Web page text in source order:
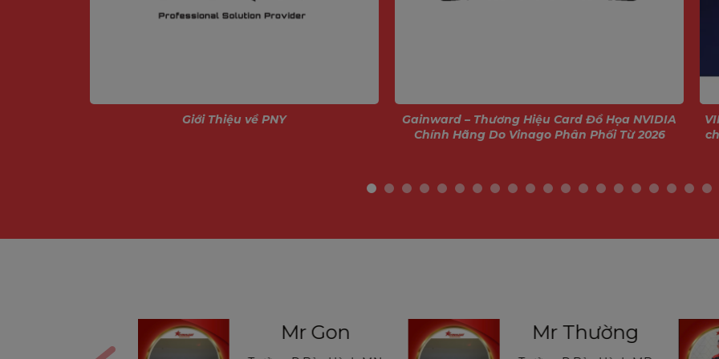
Quay và Quét, Theo Dõi Thông Minh Mọi Góc Nhà
Giới Thiệu về PNY
Gainward – Thương Hiệu Card Đồ Họa NVIDIA
Chính Hãng Do Vinago Phân Phối Từ 2026
Mr Thường Mr Long